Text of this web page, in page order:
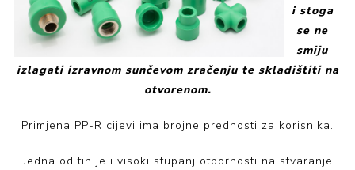
i stoga
se ne
smiju
izlagati izravnom sunčevom zračenju te skladištiti na
otvorenom.
Primjena PP-R cijevi ima brojne prednosti za korisnika.
Jedna od tih je i visoki stupanj otpornosti na stvaranje